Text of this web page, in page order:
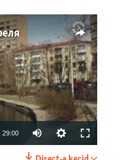
available
29:00